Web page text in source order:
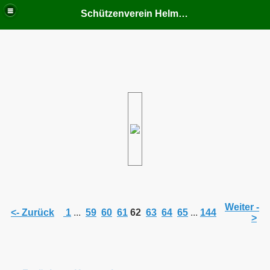
Schützenverein Helmern
<- Zurück 1 ... 59 60 61 62 63 64 65 ... 144
Weiter -
>